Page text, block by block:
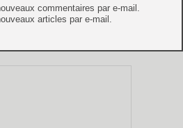
commentaires par e-mail.
articles par e-mail.